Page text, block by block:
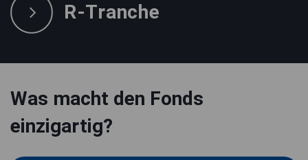
R-Tranche
Was macht den Fonds
einzigartig?